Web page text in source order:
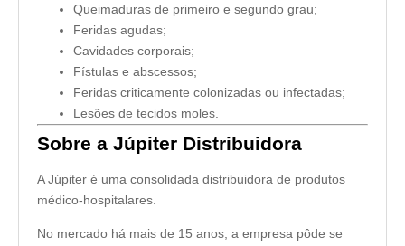
Queimaduras de primeiro e segundo grau;
Feridas agudas;
Cavidades corporais;
Fístulas e abscessos;
Feridas criticamente colonizadas ou infectadas;
Lesões de tecidos moles.
Sobre a Júpiter Distribuidora
A Júpiter é uma consolidada distribuidora de produtos
médico-hospitalares.
No mercado há mais de 15 anos, a empresa pôde se